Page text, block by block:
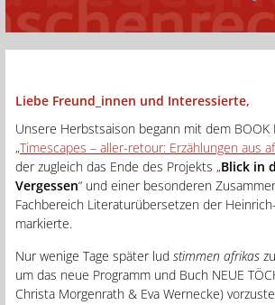
Liebe Freund_innen und Interessierte,
Unsere Herbstsaison begann mit dem BOOK
„Timescapes – aller-retour: Erzählungen aus
der zugleich das Ende des Projekts „Blick in
Vergessen“ und einer besonderen
Fachbereich Literaturübersetzen der
markierte.
Nur wenige Tage später lud stimmen afrikas
um das neue Programm und Buch NEUE
Christa Morgenrath & Eva Wernecke)